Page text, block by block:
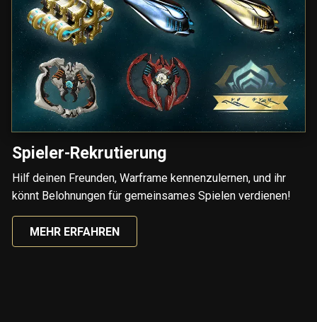
Spieler-Rekrutierung
Hilf deinen Freunden, Warframe kennenzulernen, und ihr
könnt Belohnungen für gemeinsames Spielen verdienen!
MEHR ERFAHREN